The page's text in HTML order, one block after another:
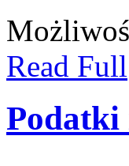
Read Full